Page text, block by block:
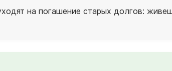
на погашение старых долгов: